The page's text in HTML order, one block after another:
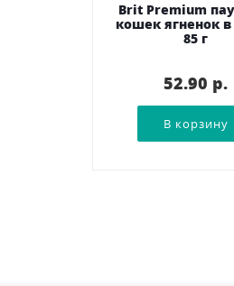
Brit Premium
кошек ягненок
85 г
52.90 p.